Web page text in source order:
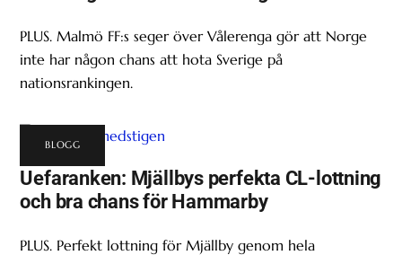
PLUS. Malmö FF:s seger över Vålerenga gör att Norge
inte har någon chans att hota Sverige på
nationsrankingen.
BLOGG
Uefaranken: Mjällbys perfekta CL-lottning
och bra chans för Hammarby
PLUS. Perfekt lottning för Mjällby genom hela